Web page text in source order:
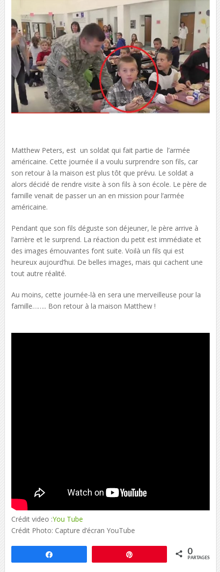
Matthew Peters, est un soldat qui fait partie de l’armée
américaine. Cette journée il a voulu surprendre son fils, car
son retour à la maison est plus tôt que prévu. Le soldat a
alors décidé de rendre visite à son fils à son école. Le père de
famille venait de passer un an en mission pour l’armée
américaine.
Pendant que son fils déguste son déjeuner, le père arrive à
l’arrière et le surprend. La réaction du petit est immédiate et
des images émouvantes font suite. Voilà un fils qui est
heureux aujourd’hui. De belles images, mais qui cachent une
tout autre réalité.
Au moins, cette journée-là en sera une merveilleuse pour la
famille…….. Bon retour à la maison Matthew !
Crédit video :You Tube
Crédit Photo: Capture d’écran YouTube
0
PARTAGES